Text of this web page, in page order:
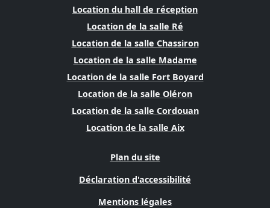
Location du hall de réception
Location de la salle Ré
Location de la salle Chassiron
Location de la salle Madame
Location de la salle Fort Boyard
Location de la salle Oléron
Location de la salle Cordouan
Location de la salle Aix
Plan du site
Déclaration d'accessibilité
Mentions légales